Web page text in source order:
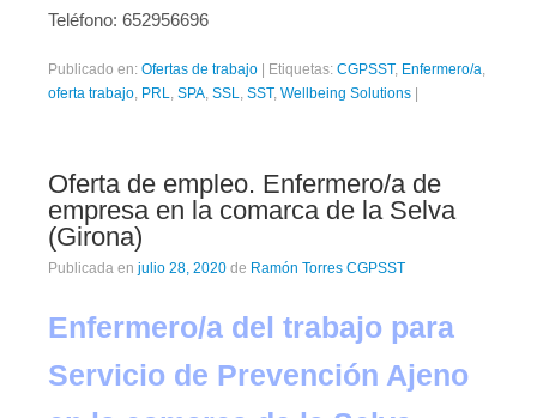
Teléfono: 652956696
Publicado en: Ofertas de trabajo | Etiquetas: CGPSST, Enfermero/a
oferta trabajo PRL SPA SSL SST, Wellbeing Solutions |
Oferta de empleo. Enfermero/a de
empresa en la comarca de la Selva
(Girona)
Publicada en julio 28, 2020 de Ramón Torres CGPSST
Enfermero/a del trabajo para
Servicio de Prevención Ajeno